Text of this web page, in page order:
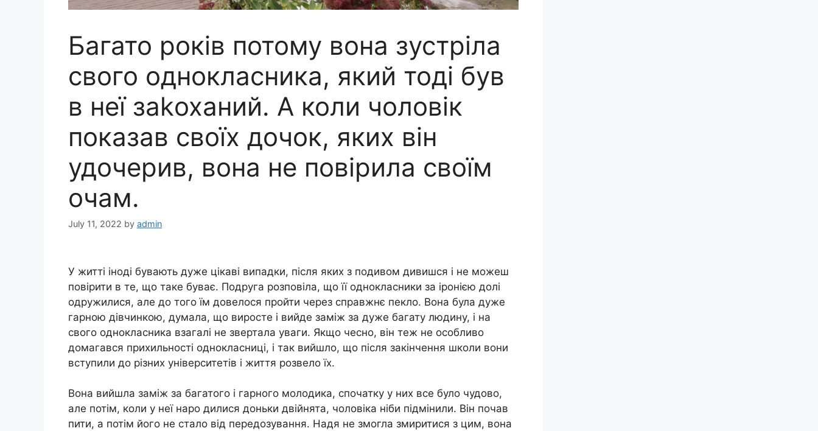
Багато років потому вона зустріла
свого однокласника, який тоді був
в неї заkоханий. А коли чоловік
показав своїх дочок, яких він
удочерив, вона не повірила своїм
очам.
July 11, 2022 by admin
У житті іноді бувають дуже цікаві випадки, після яких з подивом дивишся і не можеш
повірити в те, що таке буває. Подруга розповіла, що її однокласники за іронією долі
одружилися, але до того їм довелося пройти через справжнє пекло. Вона була дуже
гарною дівчинкою, думала, що виросте і вийде заміж за дуже багату людину, і на
свого однокласника взагалі не звертала уваги. Якщо чесно, він теж не особливо
домагався прихильності однокласниці, і так вийшло, що після закінчення школи вони
вступили до різних університетів і життя розвело їх.
Вона вийшла заміж за багатого і гарного молодика, спочатку у них все було чудово,
але потім, коли у неї наро дилися доньки двійнята, чоловіка ніби підмінили. Він почав
пити, а потім його не стало від передозування. Надя не змогла змиритися з цим, вона